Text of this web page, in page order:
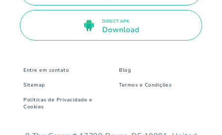
DIRECT APK
Download
Entre em contato Blog
Sitemap Termos e Condições
Políticas de Privacidade e
Cookies